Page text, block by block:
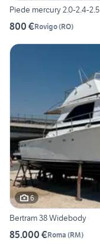
Piede mercury 2.0-2.4-2.5
800 €Rovigo(RO)
6
Bertram 38 Widebody
85.000 €Roma (RM)